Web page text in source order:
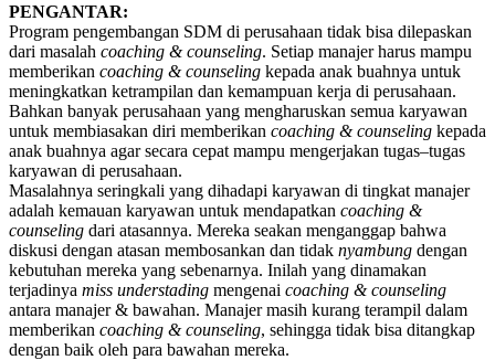
PENGANTAR:
Program pengembangan SDM di perusahaan tidak bisa dilepaskan
dari masalah coaching & counseling. Setiap manajer harus mampu
memberikan coaching & counseling kepada anak buahnya untuk
meningkatkan ketrampilan dan kemampuan kerja di perusahaan.
Bahkan banyak perusahaan yang mengharuskan semua karyawan
untuk membiasakan diri memberikan coaching & counseling kepada
anak buahnya agar secara cepat mampu mengerjakan tugas–tugas
karyawan di perusahaan.
Masalahnya seringkali yang dihadapi karyawan di tingkat manajer
adalah kemauan karyawan untuk mendapatkan coaching &
counseling dari atasannya. Mereka seakan menganggap bahwa
diskusi dengan atasan membosankan dan tidak nyambung dengan
kebutuhan mereka yang sebenarnya. Inilah yang dinamakan
terjadinya miss understading mengenai coaching & counseling
antara manajer & bawahan. Manajer masih kurang terampil dalam
memberikan coaching & counseling, sehingga tidak bisa ditangkap
dengan baik oleh para bawahan mereka.